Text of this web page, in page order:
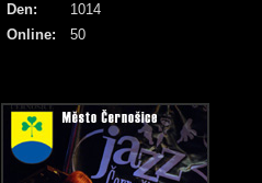
Online: 50
Den:
1014